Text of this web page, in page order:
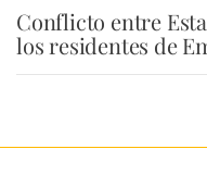
Conflicto entre
los residentes de